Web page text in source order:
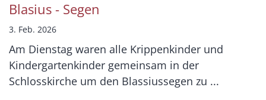
Blasius - Segen
3. Feb. 2026
Am Dienstag waren alle Krippenkinder und
Kindergartenkinder gemeinsam in der
Schlosskirche um den Blassiussegen zu ...